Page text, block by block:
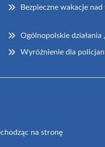
Bezpieczne wakacje
Ogólnopolskie działania
Wyróżnienie dla
na stronę